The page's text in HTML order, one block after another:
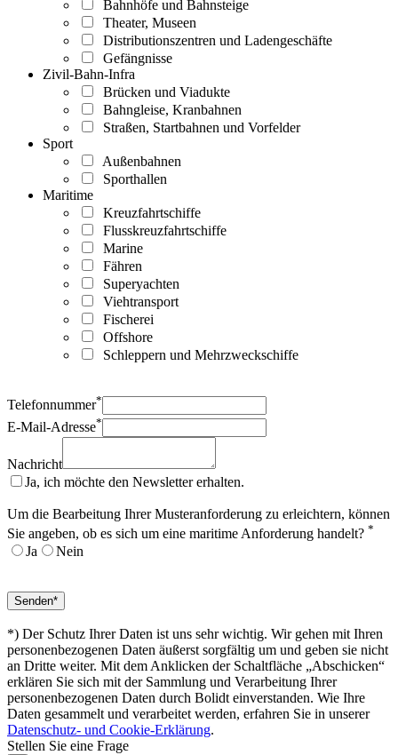
Bahnhöfe und Bahnsteige
Theater, Museen
Distributionszentren und Ladengeschäfte
Gefängnisse
Zivil-Bahn-Infra
Brücken und Viadukte
Bahngleise, Kranbahnen
Straßen, Startbahnen und Vorfelder
Sport
Außenbahnen
Sporthallen
Maritime
Kreuzfahrtschiffe
Flusskreuzfahrtschiffe
Marine
Fähren
Superyachten
Viehtransport
Fischerei
Offshore
Schleppern und Mehrzweckschiffe
Telefonnummer*
E-Mail-Adresse*
Nachricht
Ja, ich möchte den Newsletter erhalten.
Um die Bearbeitung Ihrer Musteranforderung zu erleichtern, können
Sie angeben, ob es sich um eine maritime Anforderung handelt? *
Ja Nein
*) Der Schutz Ihrer Daten ist uns sehr wichtig. Wir gehen mit Ihren
personenbezogenen Daten äußerst sorgfältig um und geben sie nicht
an Dritte weiter. Mit dem Anklicken der Schaltfläche „Abschicken“
erklären Sie sich mit der Sammlung und Verarbeitung Ihrer
personenbezogenen Daten durch Bolidt einverstanden. Wie Ihre
Daten gesammelt und verarbeitet werden, erfahren Sie in unserer
Datenschutz- und Cookie-Erklärung.
Stellen Sie eine Frage